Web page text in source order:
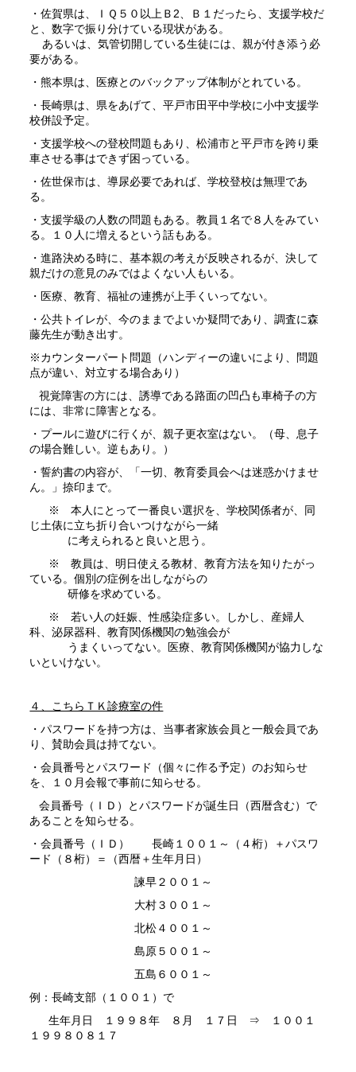
・佐賀県は、ＩＱ５０以上Ｂ2、Ｂ１だったら、支援学校だ
と、数字で振り分けている現状がある。
あるいは、気管切開している生徒には、親が付き添う必
要がある。
・熊本県は、医療とのバックアップ体制がとれている。
・長崎県は、県をあげて、平戸市田平中学校に小中支援学
校併設予定。
・支援学校への登校問題もあり、松浦市と平戸市を跨り乗
車させる事はできず困っている。
・佐世保市は、導尿必要であれば、学校登校は無理であ
る。
・支援学級の人数の問題もある。教員１名で８人をみてい
る。１０人に増えるという話もある。
・進路決める時に、基本親の考えが反映されるが、決して
親だけの意見のみではよくない人もいる。
・医療、教育、福祉の連携が上手くいってない。
・公共トイレが、今のままでよいか疑問であり、調査に森
藤先生が動き出す。
※カウンターパート問題（ハンディーの違いにより、問題
点が違い、対立する場合あり）
視覚障害の方には、誘導である路面の凹凸も車椅子の方
には、非常に障害となる。
・プールに遊びに行くが、親子更衣室はない。（母、息子
の場合難しい。逆もあり。）
・誓約書の内容が、「一切、教育委員会へは迷惑かけませ
ん。」捺印まで。
※ 本人にとって一番良い選択を、学校関係者が、同
じ土俵に立ち折り合いつけながら一緒
に考えられると良いと思う。
※ 教員は、明日使える教材、教育方法を知りたがっ
ている。個別の症例を出しながらの
研修を求めている。
※ 若い人の妊娠、性感染症多い。しかし、産婦人
科、泌尿器科、教育関係機関の勉強会が
うまくいってない。医療、教育関係機関が協力しな
いといけない。
４、こちらＴＫ診療室の件
・パスワードを持つ方は、当事者家族会員と一般会員であ
り、賛助会員は持てない。
・会員番号とパスワード（個々に作る予定）のお知らせ
を、１０月会報で事前に知らせる。
会員番号（ＩＤ）とパスワードが誕生日（西暦含む）で
あることを知らせる。
・会員番号（ＩＤ） 長崎１００１～（４桁）＋パスワ
ード（８桁）＝（西暦＋生年月日）
諫早２００１～
大村３００１～
北松４００１～
島原５００１～
五島６００１～
例：長崎支部（１００１）で
生年月日 １９９８年 ８月 １７日 ⇒ １００１
１９９８０８１７